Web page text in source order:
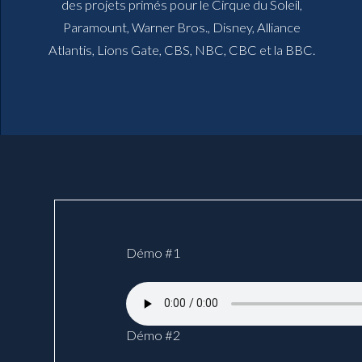
des projets primés pour le Cirque du Soleil,
Paramount, Warner Bros., Disney, Alliance
Atlantis, Lions Gate, CBS, NBC, CBC et la BBC.
Démo #1
Démo #2